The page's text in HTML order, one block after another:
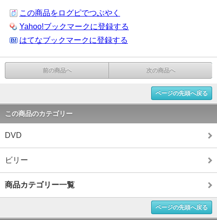
この商品をログピでつぶやく
Yahoo!ブックマークに登録する
はてなブックマークに登録する
前の商品へ 次の商品へ
ページの先頭へ戻る
この商品のカテゴリー
DVD
ビリー
商品カテゴリー一覧
ページの先頭へ戻る